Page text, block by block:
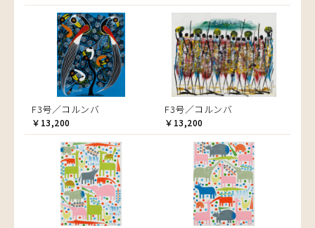
F3号／コルンバ
￥13,200
F3号／コルンバ
￥13,200